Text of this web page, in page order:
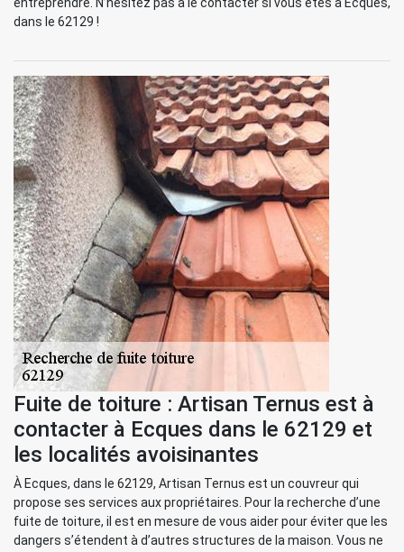
dans le 62129 !
Fuite de toiture : Artisan Ternus est à
contacter à Ecques dans le 62129 et
les localités avoisinantes
À Ecques, dans le 62129, Artisan Ternus est un couvreur qui
propose ses services aux propriétaires. Pour la recherche d’une
fuite de toiture, il est en mesure de vous aider pour éviter que les
dangers s’étendent à d’autres structures de la maison. Vous ne